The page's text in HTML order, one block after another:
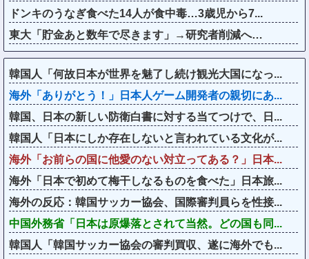
ドンキのうなぎ食べた14人が食中毒…3歳児から7...
東大「貯金あと数年で尽きます」→研究者削減へ…
韓国人「何故日本が世界を魅了し続け観光大国になっ...
海外「ありがとう！」日本人ゲーム開発者の親切にあ...
韓国、日本の新しい防衛白書に対する当てつけで、日...
韓国人「日本にしか存在しないと言われている文化が...
海外「お前らの国に他愛のない対立ってある？」日本...
海外「日本で初めて梅干しなるものを食べた」日本旅...
海外の反応：韓国サッカー協会、国際審判員らを性接...
中国外務省「日本は原爆落とされて当然。どの国も同...
韓国人「韓国サッカー協会の審判買収、遂に海外でも...